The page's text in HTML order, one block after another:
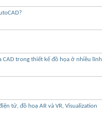
CAD trong thiết kế đồ họa ở nhiều lĩnh
tử, đồ hoạ AR và VR, Visualization